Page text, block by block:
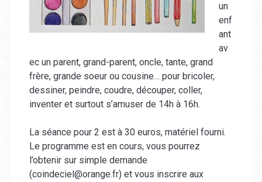
un
enf
ant
av
ec un parent, grand-parent, oncle, tante, grand
frère, grande soeur ou cousine… pour bricoler,
dessiner, peindre, coudre, découper, coller,
inventer et surtout s’amuser de 14h à 16h.
La séance pour 2 est à 30 euros, matériel fourni.
Le programme est en cours, vous pourrez
l’obtenir sur simple demande
(coindeciel@orange.fr) et vous inscrire aux